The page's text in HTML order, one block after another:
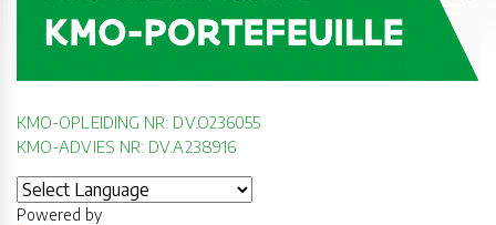
KMO-OPLEIDING NR: DV.O236055
KMO-ADVIES NR: DV.A238916
Powered by